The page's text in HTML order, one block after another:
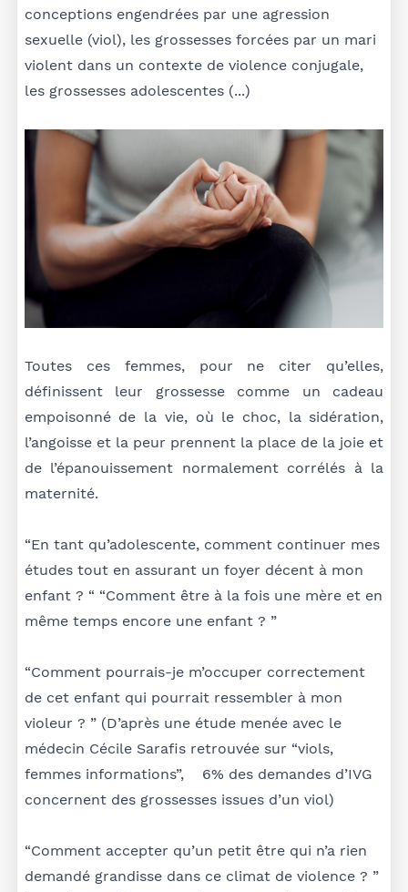
conceptions engendrées par une agression
sexuelle (viol), les grossesses forcées par un mari
violent dans un contexte de violence conjugale,
les grossesses adolescentes (...)
Toutes ces femmes, pour ne citer qu’elles,
définissent leur grossesse comme un cadeau
empoisonné de la vie, où le choc, la sidération,
l’angoisse et la peur prennent la place de la joie et
de l’épanouissement normalement corrélés à la
maternité.
“En tant qu’adolescente, comment continuer mes
études tout en assurant un foyer décent à mon
enfant ? “ “Comment être à la fois une mère et en
même temps encore une enfant ? ”
“Comment pourrais-je m’occuper correctement
de cet enfant qui pourrait ressembler à mon
violeur ? ” (D’après une étude menée avec le
médecin Cécile Sarafis retrouvée sur “viols,
femmes informations”, 6% des demandes d’IVG
concernent des grossesses issues d’un viol)
“Comment accepter qu’un petit être qui n’a rien
demandé grandisse dans ce climat de violence ? ”